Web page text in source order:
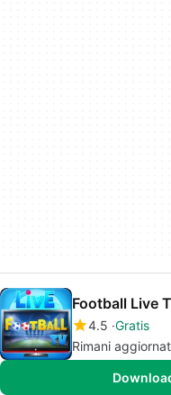
Football Live
4.5 Gratis
Rimani